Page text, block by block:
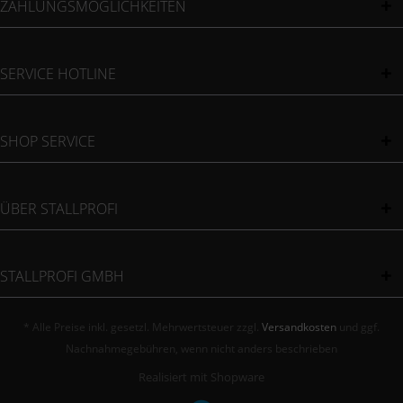
ZAHLUNGSMÖGLICHKEITEN
SERVICE HOTLINE
SHOP SERVICE
ÜBER STALLPROFI
STALLPROFI GMBH
* Alle Preise inkl. gesetzl. Mehrwertsteuer zzgl. Versandkosten und ggf.
Nachnahmegebühren, wenn nicht anders beschrieben
Realisiert mit Shopware